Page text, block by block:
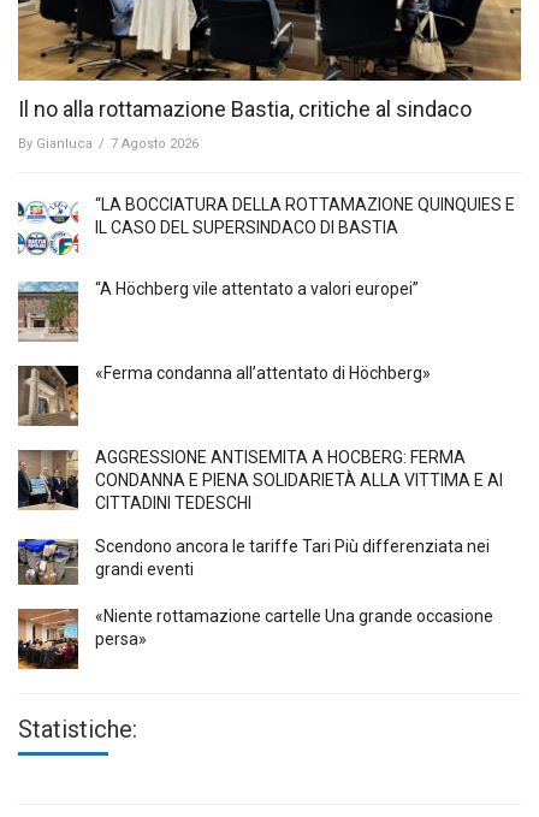
Il no alla rottamazione Bastia, critiche al sindaco
By Gianluca / 7 Agosto 2026
“LA BOCCIATURA DELLA ROTTAMAZIONE QUINQUIES E
IL CASO DEL SUPERSINDACO DI BASTIA
“A Höchberg vile attentato a valori europei”
«Ferma condanna all’attentato di Höchberg»
AGGRESSIONE ANTISEMITA A HÖCBERG: FERMA
CONDANNA E PIENA SOLIDARIETÀ ALLA VITTIMA E AI
CITTADINI TEDESCHI
Scendono ancora le tariffe Tari Più differenziata nei
grandi eventi
«Niente rottamazione cartelle Una grande occasione
persa»
Statistiche: